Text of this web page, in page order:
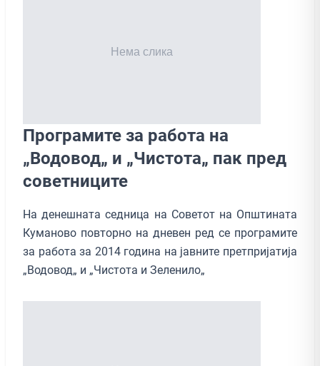
Програмите за работа на
„Водовод„ и „Чистота„ пак пред
советниците
На денешната седница на Советот на Општината
Куманово повторно на дневен ред се програмите
за работа за 2014 година на јавните претпријатија
„Водовод„ и „Чистота и Зеленило„